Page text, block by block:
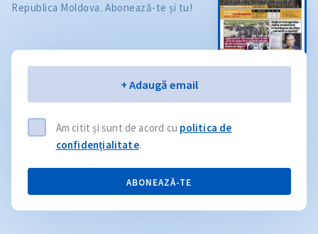
Republica Moldova. Abonează-te și tu!
+ Adaugă email
Am citit și sunt de acord cu politica de
confidențialitate.
ABONEAZĂ-TE